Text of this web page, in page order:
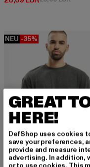
NEU -35%
GREAT
HERE!
DefShop uses cookies
save your preferences,
provide and measure
advertising. In addition,